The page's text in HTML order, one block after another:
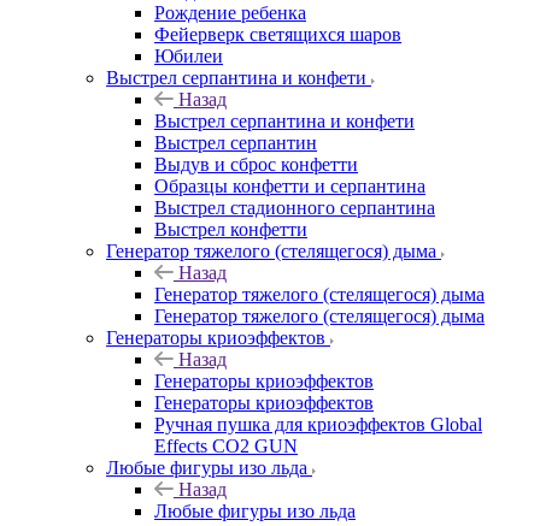
Рождение ребенка
Фейерверк светящихся шаров
Юбилеи
Выстрел серпантина и конфети
Назад
Выстрел серпантина и конфети
Выстрел серпантин
Выдув и сброс конфетти
Образцы конфетти и серпантина
Выстрел стадионного серпантина
Выстрел конфетти
Генератор тяжелого (стелящегося) дыма
Назад
Генератор тяжелого (стелящегося) дыма
Генератор тяжелого (стелящегося) дыма
Генераторы криоэффектов
Назад
Генераторы криоэффектов
Генераторы криоэффектов
Ручная пушка для криоэффектов Global
Effects CO2 GUN
Любые фигуры изо льда
Назад
Любые фигуры изо льда